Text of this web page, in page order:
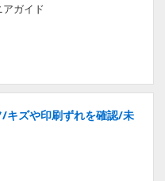
ガイド
キズや印刷ずれを確認/未